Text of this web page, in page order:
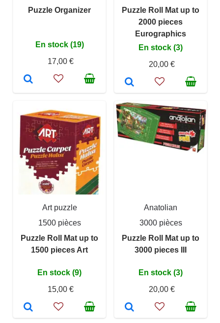
Puzzle Organizer
En stock (19)
17,00 €
Puzzle Roll Mat up to
2000 pieces
Eurographics
En stock (3)
20,00 €
Art puzzle
1500 pièces
Puzzle Roll Mat up to
1500 pieces Art
En stock (9)
15,00 €
Anatolian
3000 pièces
Puzzle Roll Mat up to
3000 pieces III
En stock (3)
20,00 €